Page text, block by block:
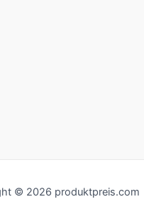
© 2026 produktpreis.com